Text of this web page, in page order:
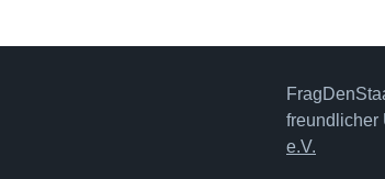
freundlicher
e.V.